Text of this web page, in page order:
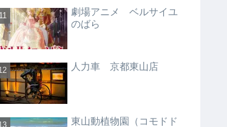
劇場アニメ ベルサイユ
のばら
人力車 京都東山店
東山動植物園（コモドド